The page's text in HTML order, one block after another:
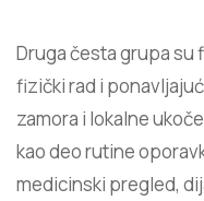
Druga česta grupa su
fizički rad i
zamora i lokalne
kao deo rutine
medicinski pregled,